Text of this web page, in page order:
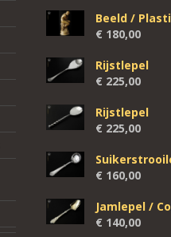
Beeld /
€ 180,00
Rijstlepel
€ 225,00
Rijstlepel
€ 225,00
€ 160,00
Jamlepel /
€ 140,00